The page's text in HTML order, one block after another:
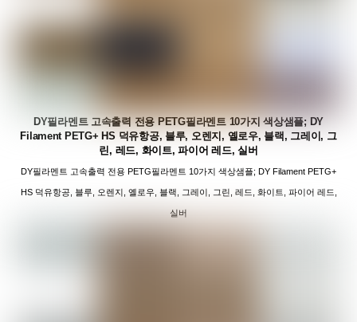
DY필라멘트 고속출력 전용 PETG필라멘트 10가지 색상샘플; DY
Filament PETG+ HS 덕유항공, 블루, 오렌지, 옐로우, 블랙, 그레이, 그
린, 레드, 화이트, 파이어 레드, 실버
DY필라멘트 고속출력 전용 PETG필라멘트 10가지 색상샘플; DY Filament PETG+
HS 덕유항공, 블루, 오렌지, 옐로우, 블랙, 그레이, 그린, 레드, 화이트, 파이어 레드,
실버